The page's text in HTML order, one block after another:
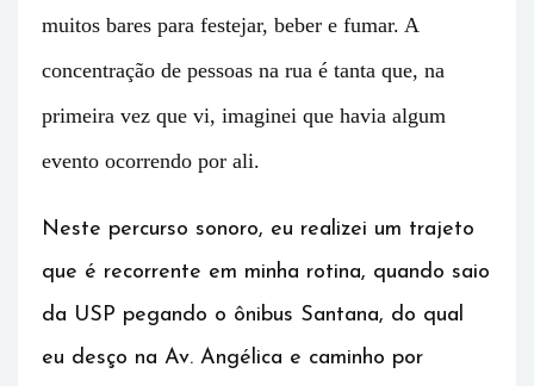
muitos bares para festejar, beber e fumar. A
concentração de pessoas na rua é tanta que, na
primeira vez que vi, imaginei que havia algum
evento ocorrendo por ali.
Neste percurso sonoro, eu realizei um trajeto
que é recorrente em minha rotina, quando saio
da USP pegando o ônibus Santana, do qual
eu desço na Av. Angélica e caminho por